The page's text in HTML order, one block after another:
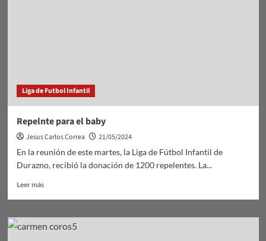
Liga de Futbol Infantil
Repelnte para el baby
Jesus Carlos Correa
21/05/2024
En la reunión de este martes, la Liga de Fútbol Infantil de
Durazno, recibió la donación de 1200 repelentes. La...
Leer másLeer
Repelnte
para